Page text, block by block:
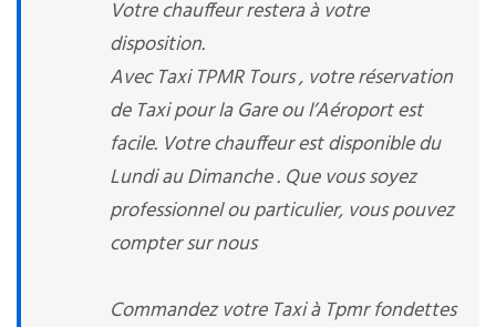
Votre chauffeur restera à votre
disposition.
Avec Taxi TPMR Tours , votre réservation
de Taxi pour la Gare ou l’Aéroport est
facile. Votre chauffeur est disponible du
Lundi au Dimanche . Que vous soyez
professionnel ou particulier, vous pouvez
compter sur nous
Commandez votre Taxi à Tpmr fondettes